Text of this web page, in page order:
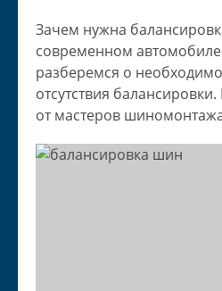
Зачем нужна
современном
разберемся о
отсутствия
от мастеров